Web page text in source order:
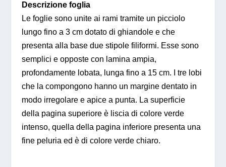
Descrizione foglia
Le foglie sono unite ai rami tramite un picciolo
lungo fino a 3 cm dotato di ghiandole e che
presenta alla base due stipole filiformi. Esse sono
semplici e opposte con lamina ampia,
profondamente lobata, lunga fino a 15 cm. I tre lobi
che la compongono hanno un margine dentato in
modo irregolare e apice a punta. La superficie
della pagina superiore è liscia di colore verde
intenso, quella della pagina inferiore presenta una
fine peluria ed è di colore verde chiaro.